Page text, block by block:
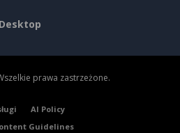
prawa zastrzeżone.
AI Policy
Guidelines